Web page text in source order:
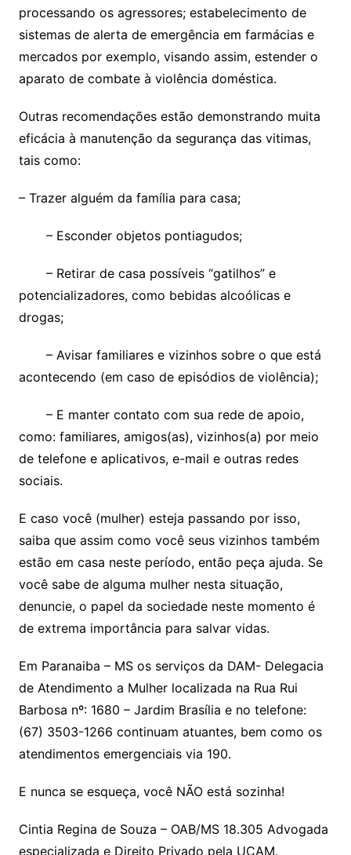
processando os agressores; estabelecimento de
sistemas de alerta de emergência em farmácias e
mercados por exemplo, visando assim, estender o
aparato de combate à violência doméstica.
Outras recomendações estão demonstrando muita
eficácia à manutenção da segurança das vitimas,
tais como:
– Trazer alguém da família para casa;
– Esconder objetos pontiagudos;
– Retirar de casa possíveis “gatilhos” e
potencializadores, como bebidas alcoólicas e
drogas;
– Avisar familiares e vizinhos sobre o que está
acontecendo (em caso de episódios de violência);
– E manter contato com sua rede de apoio,
como: familiares, amigos(as), vizinhos(a) por meio
de telefone e aplicativos, e-mail e outras redes
sociais.
E caso você (mulher) esteja passando por isso,
saiba que assim como você seus vizinhos também
estão em casa neste período, então peça ajuda. Se
você sabe de alguma mulher nesta situação,
denuncie, o papel da sociedade neste momento é
de extrema importância para salvar vidas.
Em Paranaiba – MS os serviços da DAM- Delegacia
de Atendimento a Mulher localizada na Rua Rui
Barbosa nº: 1680 – Jardim Brasília e no telefone:
(67) 3503-1266 continuam atuantes, bem como os
atendimentos emergenciais via 190.
E nunca se esqueça, você NÃO está sozinha!
Cintia Regina de Souza – OAB/MS 18.305 Advogada
especializada e Direito Privado pela UCAM.